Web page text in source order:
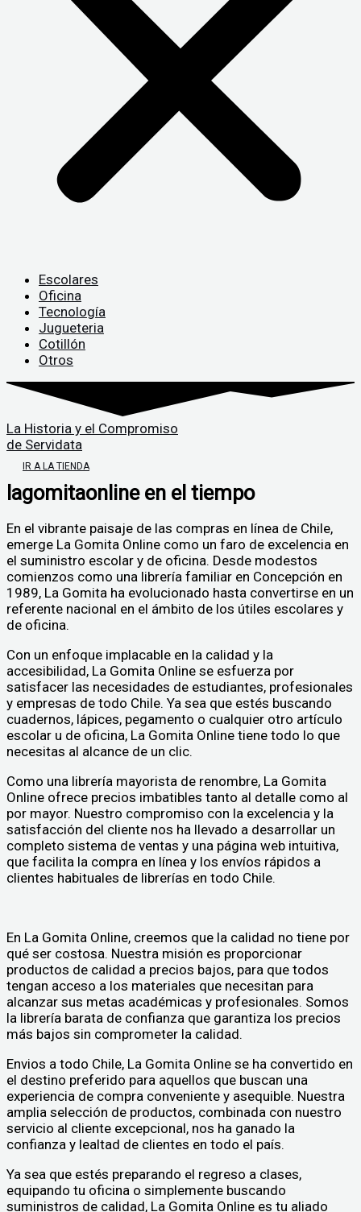
Escolares
Oficina
Tecnología
Jugueteria
Cotillón
Otros
La Historia y el Compromiso
de Servidata
IR A LA TIENDA
lagomitaonline en el tiempo
En el vibrante paisaje de las compras en línea de Chile,
emerge La Gomita Online como un faro de excelencia en
el suministro escolar y de oficina. Desde modestos
comienzos como una librería familiar en Concepción en
1989, La Gomita ha evolucionado hasta convertirse en un
referente nacional en el ámbito de los útiles escolares y
de oficina.
Con un enfoque implacable en la calidad y la
accesibilidad, La Gomita Online se esfuerza por
satisfacer las necesidades de estudiantes, profesionales
y empresas de todo Chile. Ya sea que estés buscando
cuadernos, lápices, pegamento o cualquier otro artículo
escolar u de oficina, La Gomita Online tiene todo lo que
necesitas al alcance de un clic.
Como una librería mayorista de renombre, La Gomita
Online ofrece precios imbatibles tanto al detalle como al
por mayor. Nuestro compromiso con la excelencia y la
satisfacción del cliente nos ha llevado a desarrollar un
completo sistema de ventas y una página web intuitiva,
que facilita la compra en línea y los envíos rápidos a
clientes habituales de librerías en todo Chile.
En La Gomita Online, creemos que la calidad no tiene por
qué ser costosa. Nuestra misión es proporcionar
productos de calidad a precios bajos, para que todos
tengan acceso a los materiales que necesitan para
alcanzar sus metas académicas y profesionales. Somos
la librería barata de confianza que garantiza los precios
más bajos sin comprometer la calidad.
Envios a todo Chile, La Gomita Online se ha convertido en
el destino preferido para aquellos que buscan una
experiencia de compra conveniente y asequible. Nuestra
amplia selección de productos, combinada con nuestro
servicio al cliente excepcional, nos ha ganado la
confianza y lealtad de clientes en todo el país.
Ya sea que estés preparando el regreso a clases,
equipando tu oficina o simplemente buscando
suministros de calidad, La Gomita Online es tu aliado